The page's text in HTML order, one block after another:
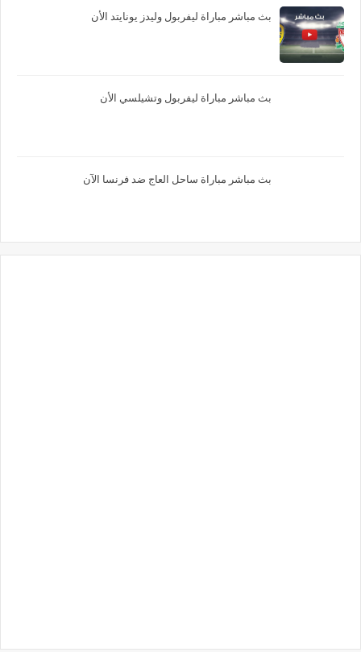
بث مباشر مباراة ليفربول وليدز يونايتد الأن
بث مباشر مباراة ليفربول وتشيلسي الأن
بث مباشر مباراة ساحل العاج ضد فرنسا الآن